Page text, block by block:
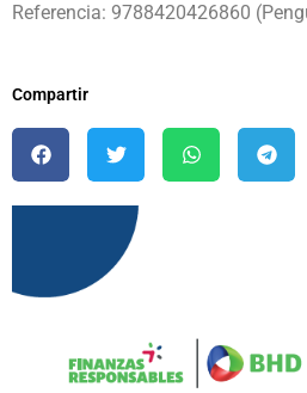
Referencia: 9788420426860
Compartir